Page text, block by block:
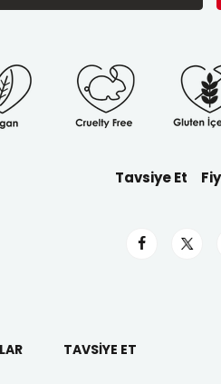
Tavsiye Et
TAVSIYE ET